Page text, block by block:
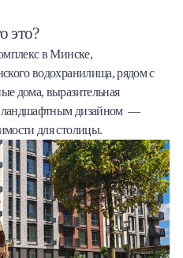
это?
в Минске,
водохранилища, рядом с
дома, выразительная
ландшафтным дизайном —
для столицы.